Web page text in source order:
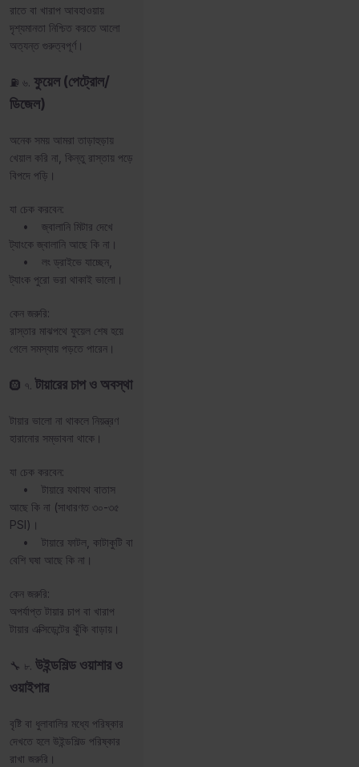
রাতে বা খারাপ আবহাওয়ায়
দৃশ্যমানতা নিশ্চিত করতে আলো
অত্যন্ত গুরুত্বপূর্ণ।
⛽ ৬. ফুয়েল (পেট্রোল/
ডিজেল)
অনেক সময় আমরা তাড়াহুড়ায়
খেয়াল করি না, কিন্তু রাস্তায় পড়ে
বিপদে পড়ি।
যা চেক করবেন:
• জ্বালানি মিটার দেখে
ট্যাংকে জ্বালানি আছে কি না।
• লং ড্রাইভে যাচ্ছেন,
ট্যাংক পুরো ভরা থাকাই ভালো।
কেন জরুরি:
রাস্তার মাঝপথে ফুয়েল শেষ হয়ে
গেলে সমস্যায় পড়তে পারেন।
🛞 ৭. টায়ারের চাপ ও অবস্থা
টায়ার ভালো না থাকলে নিয়ন্ত্রণ
হারানোর সম্ভাবনা থাকে।
যা চেক করবেন:
• টায়ারে যথাযথ বাতাস
আছে কি না (সাধারণত ৩০-৩৫
PSI)।
• টায়ারে ফাটল, কাটাকুটি বা
বেশি ঘষা আছে কি না।
কেন জরুরি:
অপর্যাপ্ত টায়ার চাপ বা খারাপ
টায়ার এক্সিডেন্টের ঝুঁকি বাড়ায়।
🔧 ৮. উইন্ডশিল্ড ওয়াশার ও
ওয়াইপার
বৃষ্টি বা ধুলাবালির মধ্যে পরিষ্কার
দেখতে হলে উইন্ডশিল্ড পরিষ্কার
রাখা জরুরি।